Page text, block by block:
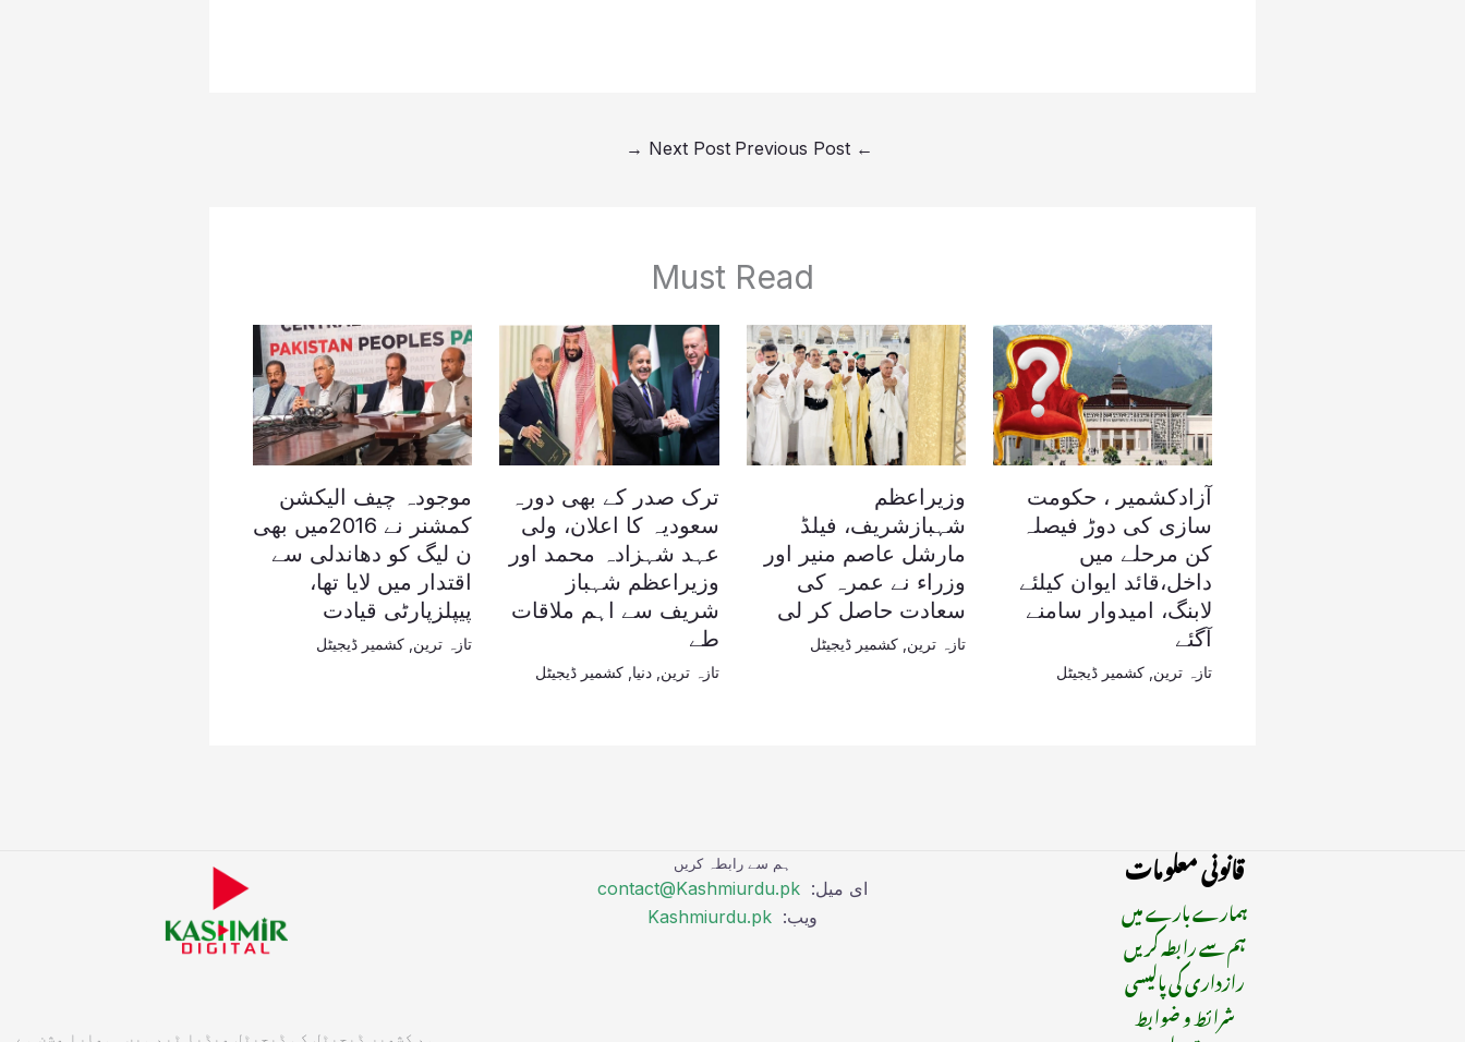
←
Next Post
→
Must Read
آزادکشمیر ، حکومت
سازی کی دوڑ فیصلہ
کن مرحلے میں
داخل،قائد ایوان کیلئے
لابنگ، امیدوار سامنے
آگئے
تازہ ترین کشمیر ڈیجیٹل
وزیراعظم
شہبازشریف، فیلڈ
مارشل عاصم منیر اور
وزراء نے عمرہ کی
سعادت حاصل کر لی
تازہ ترین ,کشمیر ڈیجیٹل
ترک صدر کے بھی دورہ
سعودیہ کا اعلان، ولی
عہد شہزادہ محمد اور
وزیراعظم شہباز
شریف سے اہم ملاقات
طے
تازہ ترین ,دنیا ,کشمیر ڈیجیٹل
موجودہ چیف الیکشن
کمشنر نے 2016میں بھی
ن لیگ کو دھاندلی سے
اقتدار میں لایا تھا،
پیپلزپارٹی قیادت
تازہ ترین کشمیر ڈیجیٹل
قانونی معلومات
ہمارے بارے میں
ہم سے رابطہ کریں
رازداری کی پالیسی
شرائط و ضوابط
ہم سے رابطہ کریں
ای میل: contact@Kashmiurdu.pk
ویب: Kashmiurdu.pk
ہم کشمیر ڈیجیٹل کی ڈیجیٹل میڈیا ٹیم ہیں۔ ہمارا مشن ہے